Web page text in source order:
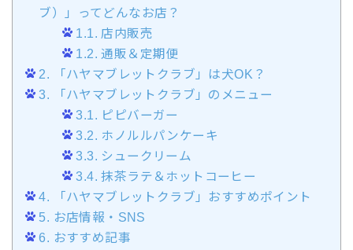
ブ）」ってどんなお店？
1.1. 店内販売
1.2. 通販＆定期便
2. 「ハヤマブレットクラブ」は犬OK？
3. 「ハヤマブレットクラブ」のメニュー
3.1. ピピバーガー
3.2. ホノルルパンケーキ
3.3. シュークリーム
3.4. 抹茶ラテ＆ホットコーヒー
4. 「ハヤマブレットクラブ」おすすめポイント
5. お店情報・SNS
6. おすすめ記事